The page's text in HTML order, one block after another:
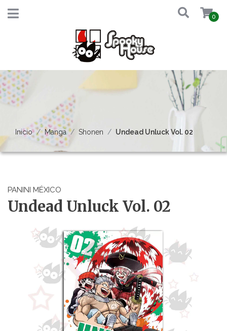
0
Inicio Manga Shonen Undead Unluck Vol. 02
PANINI MÉXICO
Undead Unluck Vol. 02